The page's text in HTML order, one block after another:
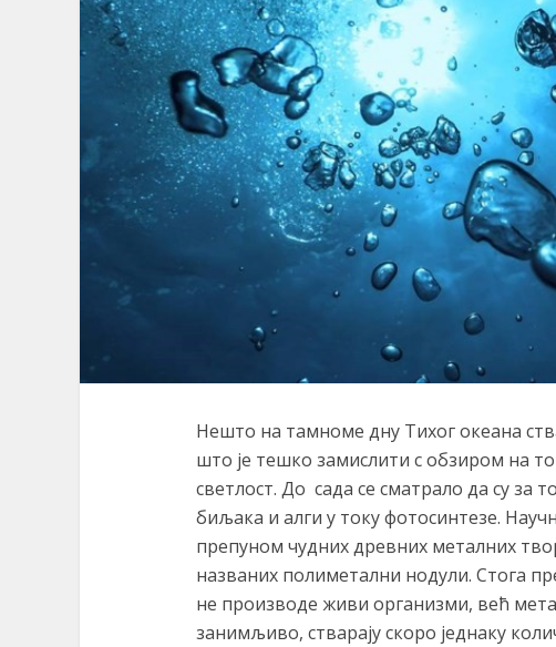
Нешто на тамноме дну Тихог океана
што је тешко замислити с обзиром на
светлост. До сада се сматрало да су за
биљака и алги у току фотосинтезе.
препуном чудних древних металних
названих полиметални нодули. Стога
не производе живи организми, већ
занимљиво, стварају скоро једнаку